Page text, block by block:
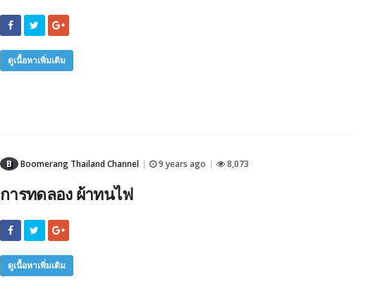
ดูเนื้อหาเพิ่มเติม
B Boomerang Thailand Channel 9 years ago 8,073
การทดลอง ผ้าทนไฟ
ดูเนื้อหาเพิ่มเติม